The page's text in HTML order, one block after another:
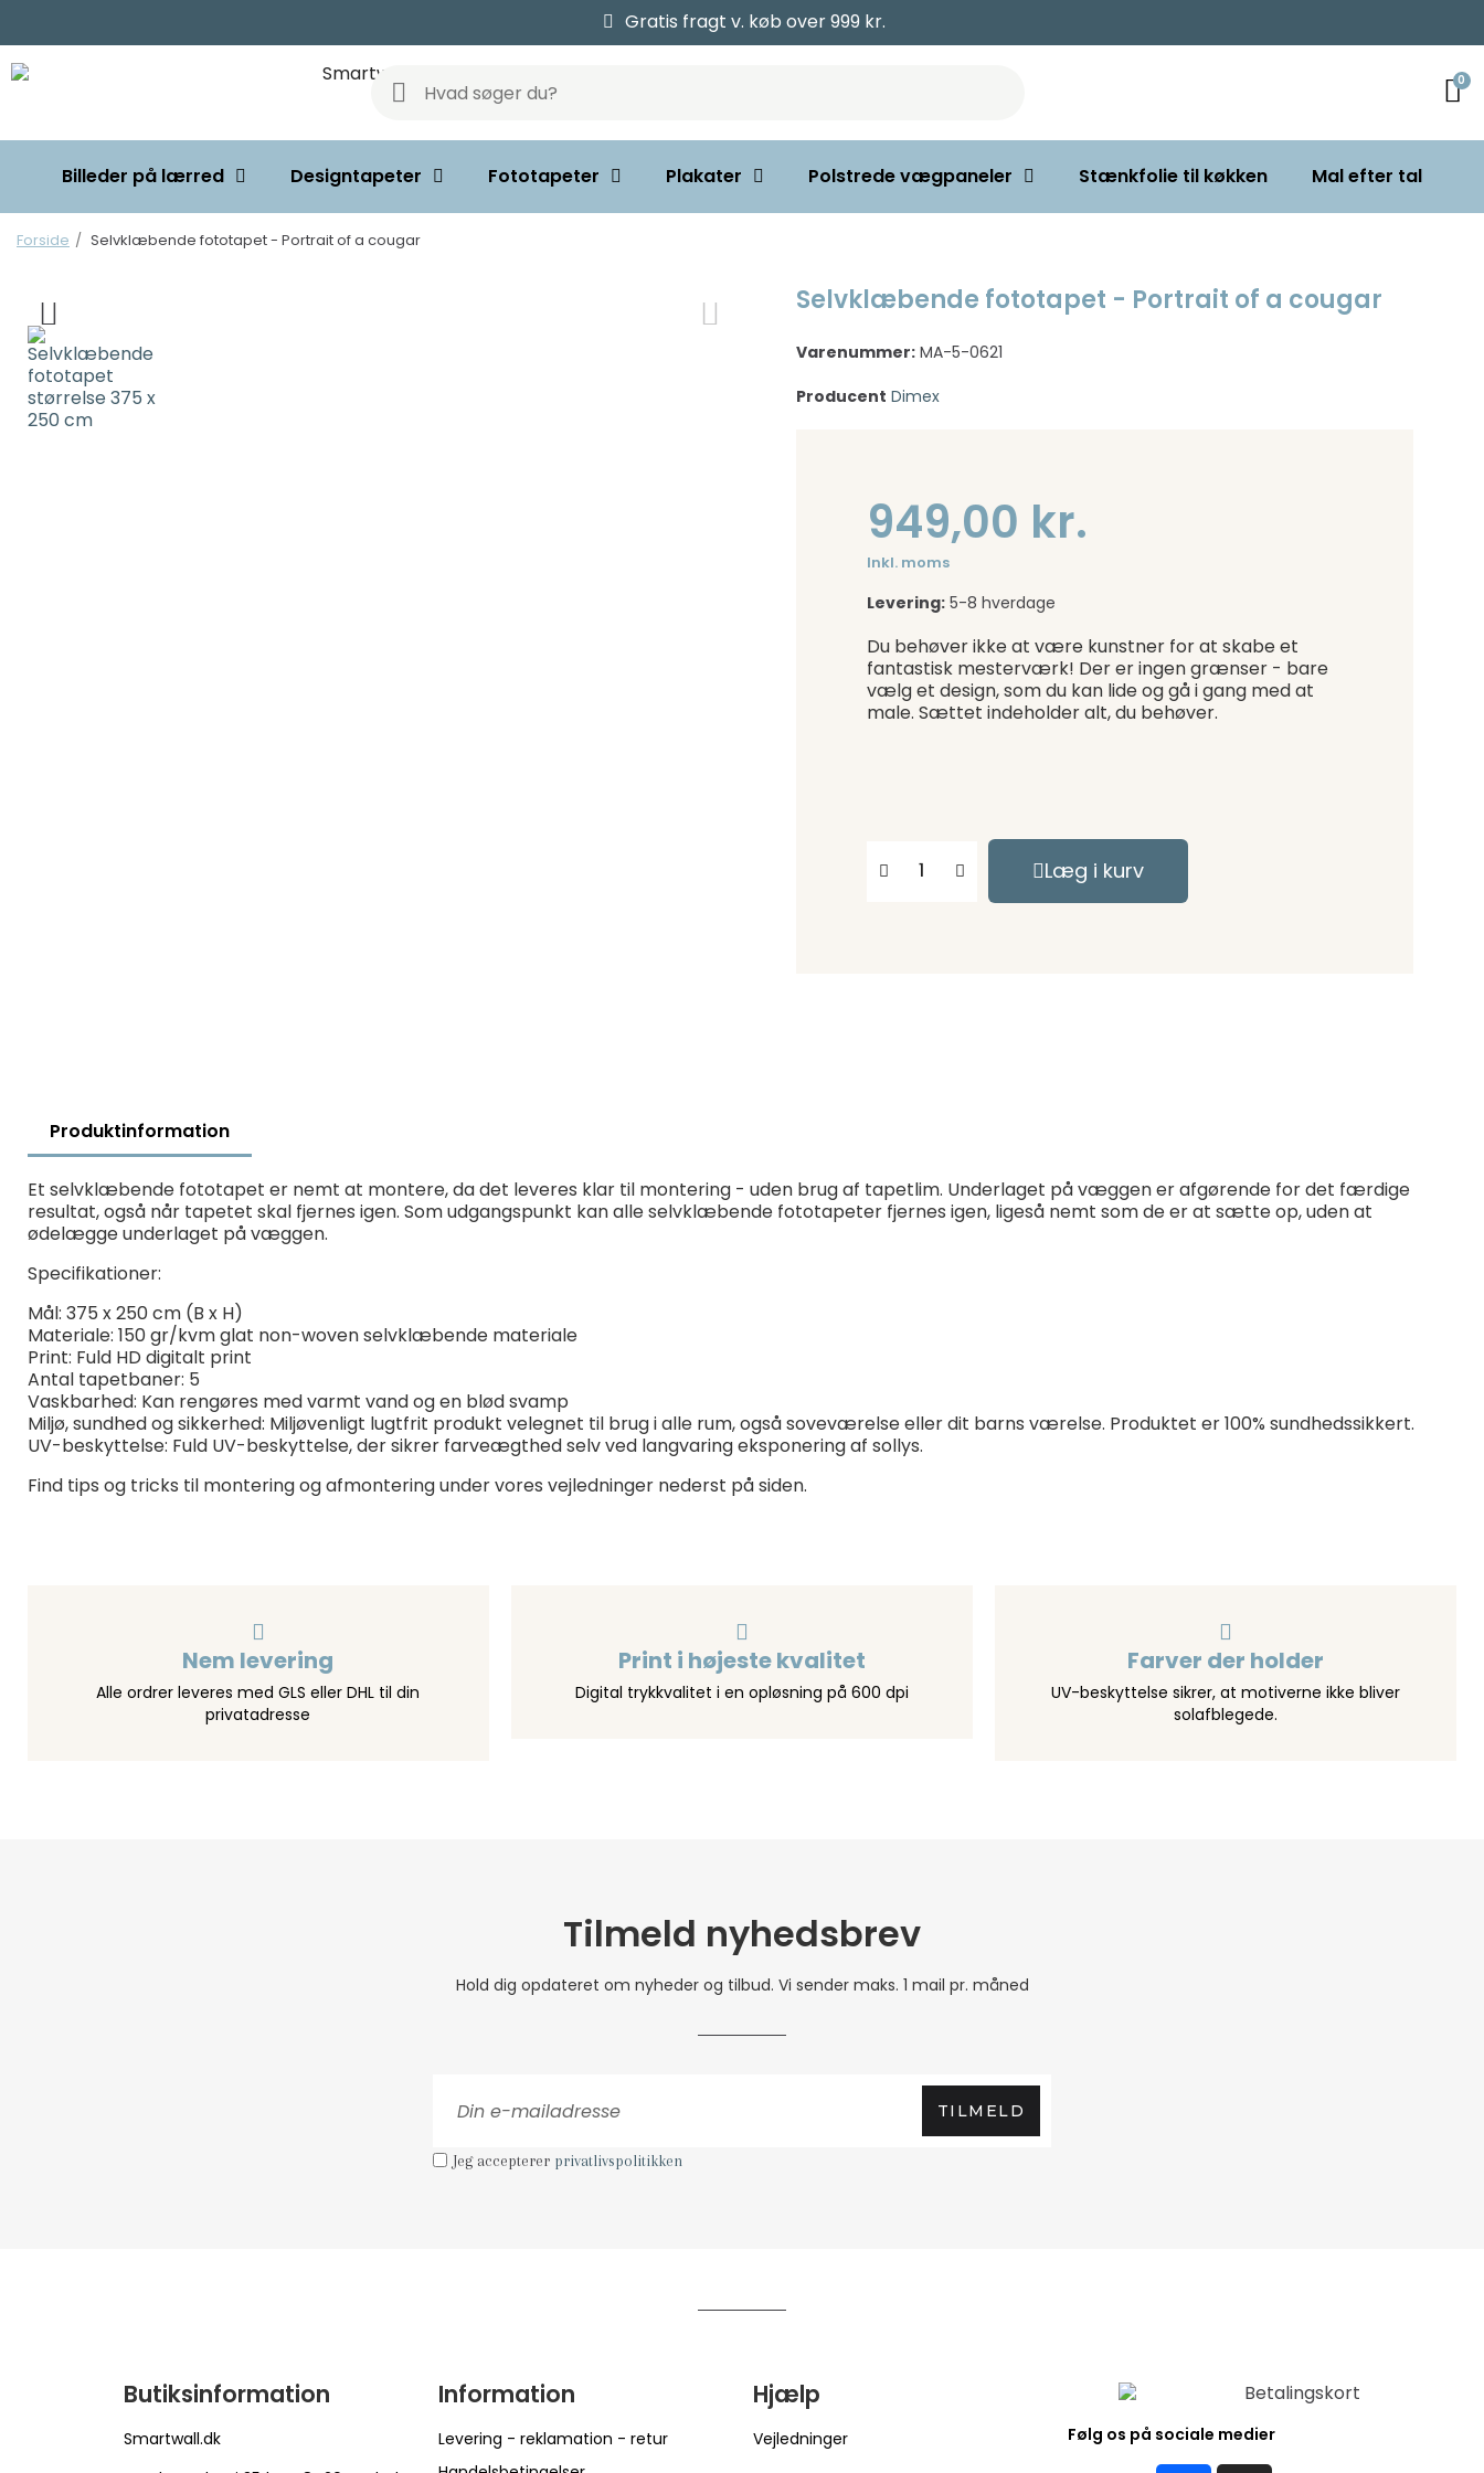
Gratis fragt v. køb over 999 kr.
Billeder på lærred Designtapeter Fototapeter Plakater Polstrede vægpaneler Stænkfolie til køkken Mal efter tal
Forside Selvklæbende fototapet - Portrait of a cougar
Selvklæbende fototapet - Portrait of a cougar
Varenummer: MA-5-0621
Producent Dimex
949,00 kr.
Inkl. moms
Levering: 5-8 hverdage
Du behøver ikke at være kunstner for at skabe et
fantastisk mesterværk! Der er ingen grænser - bare
vælg et design, som du kan lide og gå i gang med at
male. Sættet indeholder alt, du behøver.
Læg i kurv
Produktinformation
Et selvklæbende fototapet er nemt at montere, da det leveres klar til montering - uden brug af tapetlim. Underlaget på væggen er afgørende for det færdige
resultat, også når tapetet skal fjernes igen. Som udgangspunkt kan alle selvklæbende fototapeter fjernes igen, ligeså nemt som de er at sætte op, uden at
ødelægge underlaget på væggen.
Specifikationer:
Mål: 375 x 250 cm (B x H)
Materiale: 150 gr/kvm glat non-woven selvklæbende materiale
Print: Fuld HD digitalt print
Antal tapetbaner: 5
Vaskbarhed: Kan rengøres med varmt vand og en blød svamp
Miljø, sundhed og sikkerhed: Miljøvenligt lugtfrit produkt velegnet til brug i alle rum, også soveværelse eller dit barns værelse. Produktet er 100% sundhedssikkert.
UV-beskyttelse: Fuld UV-beskyttelse, der sikrer farveægthed selv ved langvaring eksponering af sollys.
Find tips og tricks til montering og afmontering under vores vejledninger nederst på siden.
Nem levering
Alle ordrer leveres med GLS eller DHL til din
privatadresse
Print i højeste kvalitet
Digital trykkvalitet i en opløsning på 600 dpi
Farver der holder
UV-beskyttelse sikrer, at motiverne ikke bliver
solafblegede.
Tilmeld nyhedsbrev
Hold dig opdateret om nyheder og tilbud. Vi sender maks. 1 mail pr. måned
TILMELD
Jeg accepterer privatlivspolitikken
Butiksinformation
Smartwall.dk
Information
Levering - reklamation - retur
Hjælp
Vejledninger Følg os på sociale medier